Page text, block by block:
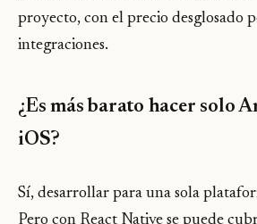
proyecto, con el precio desglosado
integraciones.
¿Es más barato hacer solo
iOS?
Sí, desarrollar para una sola
Pero con React Native se puede